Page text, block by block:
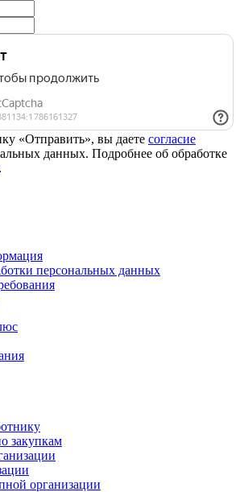
«Отправить», вы даете согласие
данных. Подробнее об обработке
.
персональных данных
закупкам
организации